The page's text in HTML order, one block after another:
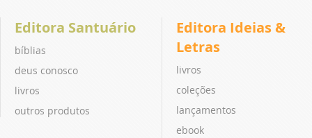
Editora Santuário
bíblias
deus conosco
livros
outros produtos
Editora Ideias &
Letras
livros
coleções
lançamentos
ebook